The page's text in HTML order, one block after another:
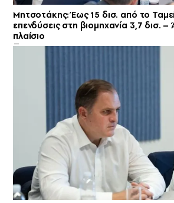
Μητσοτάκης: Έως 15 δισ. από το
επενδύσεις στη βιομηχανία 3,7 δισ.
πλαίσιο